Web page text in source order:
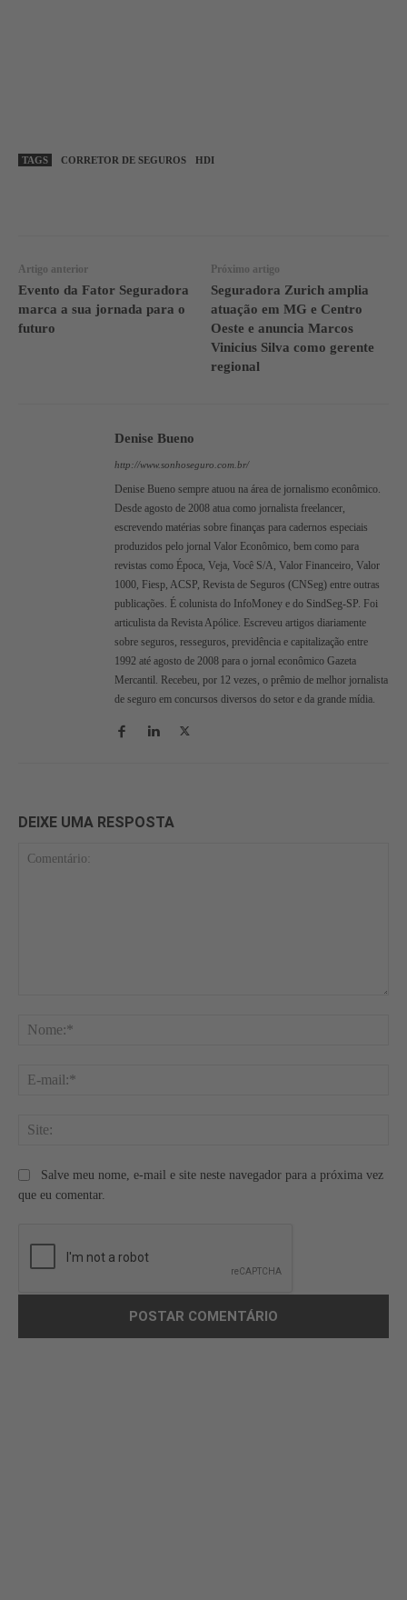
TAGS CORRETOR DE SEGUROS HDI
Artigo anterior
Evento da Fator Seguradora
marca a sua jornada para o
futuro
Próximo artigo
Seguradora Zurich amplia
atuação em MG e Centro
Oeste e anuncia Marcos
Vinicius Silva como gerente
regional
Denise Bueno
http://www.sonhoseguro.com.br/
Denise Bueno sempre atuou na área de jornalismo econômico.
Desde agosto de 2008 atua como jornalista freelancer,
escrevendo matérias sobre finanças para cadernos especiais
produzidos pelo jornal Valor Econômico, bem como para
revistas como Época, Veja, Você S/A, Valor Financeiro, Valor
1000, Fiesp, ACSP, Revista de Seguros (CNSeg) entre outras
publicações. É colunista do InfoMoney e do SindSeg-SP. Foi
articulista da Revista Apólice. Escreveu artigos diariamente
sobre seguros, resseguros, previdência e capitalização entre
1992 até agosto de 2008 para o jornal econômico Gazeta
Mercantil. Recebeu, por 12 vezes, o prêmio de melhor jornalista
de seguro em concursos diversos do setor e da grande mídia.
DEIXE UMA RESPOSTA
Salve meu nome, e-mail e site neste navegador para a próxima vez
que eu comentar.